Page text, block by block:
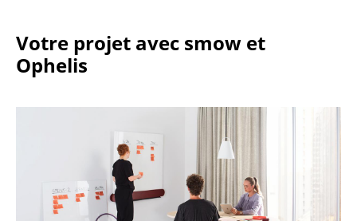
... voir toutes les tables
Rangements
Étagères & Armoires
Bibliothèques
Étagères murales
Buffets & Commodes
Votre projet avec smow et
Ophelis